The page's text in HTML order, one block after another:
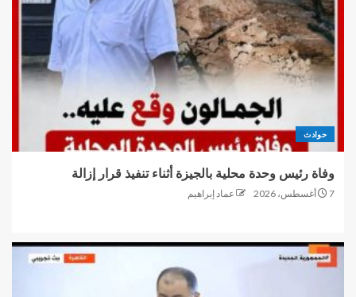
حوادث
وفاة رئيس وحدة محلية بالجيزة أثناء تنفيذ قرار إزالة
7 أغسطس، 2026 عماد إبراهيم